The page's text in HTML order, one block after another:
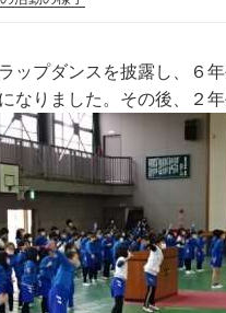
ップダンスを披露し、６
なりました。その後、２